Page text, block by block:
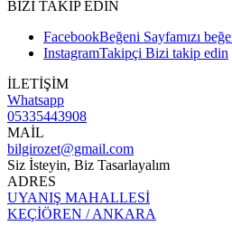
BİZİ TAKİP EDİN
FacebookBeğeni Sayfamızı
InstagramTakipçi Bizi takip edin
İLETİŞİM
Whatsapp
05335443908
MAİL
bilgirozet@gmail.com
Siz İsteyin, Biz Tasarlayalım
ADRES
UYANIŞ MAHALLESİ
KEÇİÖREN / ANKARA